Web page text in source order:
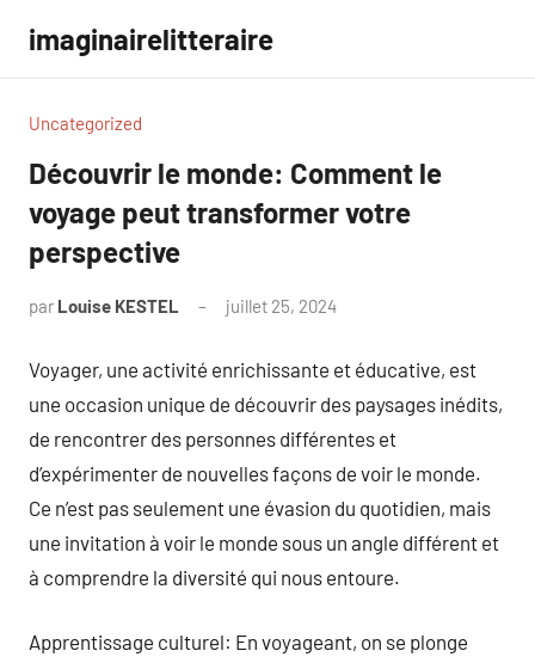
contenu
imaginairelitteraire
Uncategorized
Découvrir le monde: Comment le
voyage peut transformer votre
perspective
par Louise KESTEL juillet 25, 2024
Voyager, une activité enrichissante et éducative, est
une occasion unique de découvrir des paysages inédits,
de rencontrer des personnes différentes et
d’expérimenter de nouvelles façons de voir le monde.
Ce n’est pas seulement une évasion du quotidien, mais
une invitation à voir le monde sous un angle différent et
à comprendre la diversité qui nous entoure.
Apprentissage culturel: En voyageant, on se plonge